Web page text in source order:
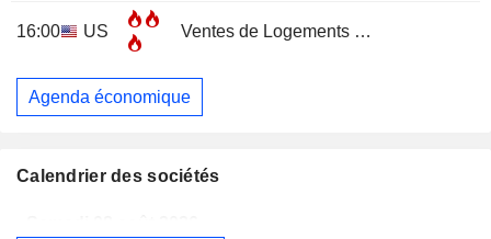
16:00 US Ventes de Logements Existants
Agenda économique
Calendrier des sociétés